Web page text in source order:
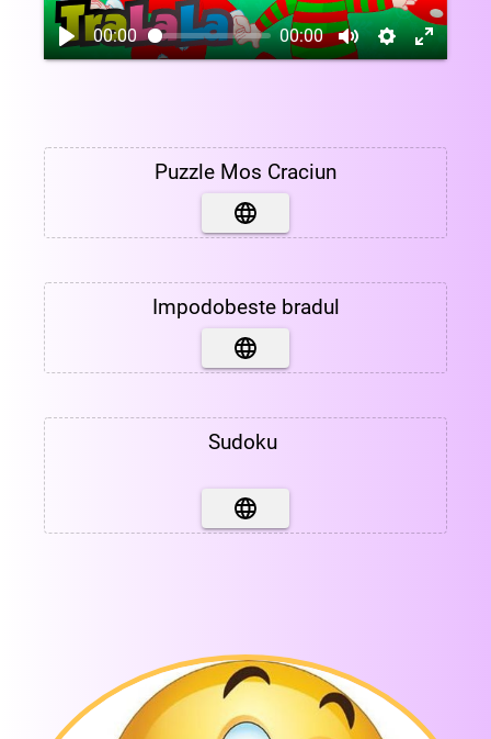
00:00 00:00
Puzzle Mos Craciun
Impodobeste bradul
Sudoku